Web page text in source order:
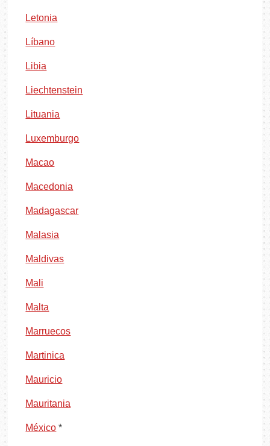
Letonia
Líbano
Libia
Liechtenstein
Lituania
Luxemburgo
Macao
Macedonia
Madagascar
Malasia
Maldivas
Mali
Malta
Marruecos
Martinica
Mauricio
Mauritania
México *